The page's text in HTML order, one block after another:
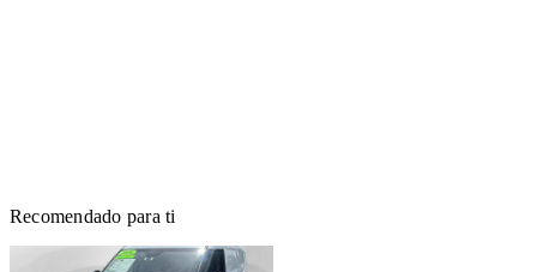
Recomendado para ti